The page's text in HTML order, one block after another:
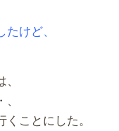
けど、
ことにした。